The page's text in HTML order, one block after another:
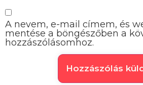
A nevem, e-mail címem, és
mentése a böngészőben a
hozzászólásomhoz.